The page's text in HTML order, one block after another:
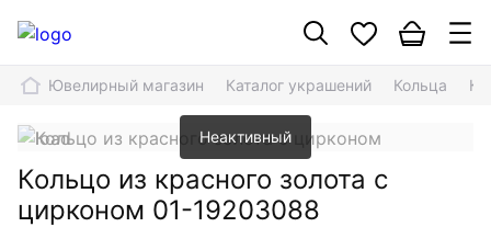
Ювелирный магазин Каталог украшений Кольца
Неактивный
Кольцо из красного золота с
цирконом 01-19203088